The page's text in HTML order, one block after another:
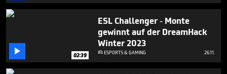
 02:39
ESL Challenger - Monte
gewinnt auf der DreamHack
Winter 2023
ESPORTS & GAMING 26.11.